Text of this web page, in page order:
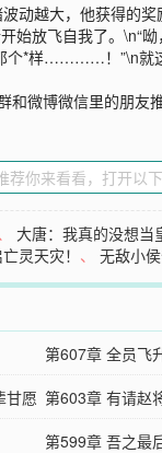
动越大，他获得的
始放飞自我了。\n“
*样…………！”\n就
微博微信里的朋友推
大唐：我真的没想当
灵天灾！ 、无敌小
第607章 全员飞
甘愿 第603章 有请赵
第599章 吾之最